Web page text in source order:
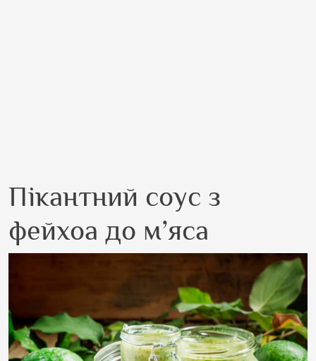
Пікантний соус з
фейхоа до м’яса